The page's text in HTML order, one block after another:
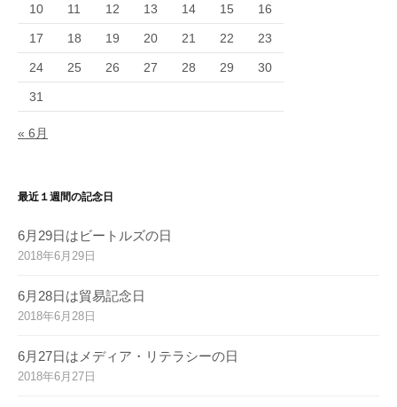
« 6月
10 11 12 13 14 15 16
17 18 19 20 21 22 23
24 25 26 27 28 29 30
31
最近１週間の記念日
6月29日はビートルズの日
2018年6月29日
6月28日は貿易記念日
2018年6月28日
6月27日はメディア・リテラシーの日
2018年6月27日